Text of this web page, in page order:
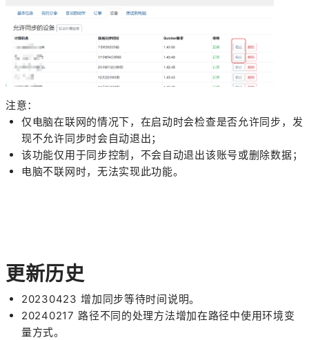
注意：
仅电脑在联网的情况下，在启动时会检查是否允许同步，发
现不允许同步时会自动退出；
该功能仅用于同步控制，不会自动退出该账号或删除数据；
电脑不联网时，无法实现此功能。
更新历史
20230423 增加同步等待时间说明。
20240217 路径不同的处理方法增加在路径中使用环境变
量方式。